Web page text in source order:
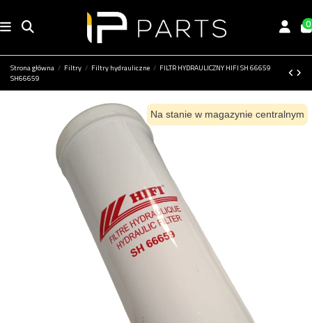
0
Strona główna Filtry Filtry hydrauliczne
FILTR HYDRAULICZNY HIFI SH 66659
SH66659
Na stanie w magazynie centralnym